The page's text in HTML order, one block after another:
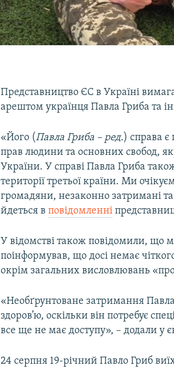
Представництво ЄС в Україні
арештом українця Павла Гриба та
«Його (Павла Гриба – ред.) справа
прав людини та основних свобод,
України. У справі Павла Гриба
території третьої країни. Ми
громадяни, незаконно затримані
йдеться вповідомленні
У відомстві також повідомили, що
поінформував, що досі немає
окрім загальних висловлювань
«Необґрунтоване затримання
здоров’ю, оскільки він потребує
все ще не має доступу», – додали у
24 серпня 19-річний Павло Гриб